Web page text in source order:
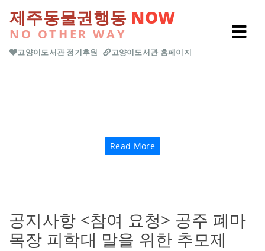
제주동물권행동 NOW
NO OTHER WAY
고양이도서관 정기후원 고양이도서관 홈페이지
Read More
Read More
공지사항 <참여 요청> 공주 폐마
목장 피학대 말을 위한 추모제